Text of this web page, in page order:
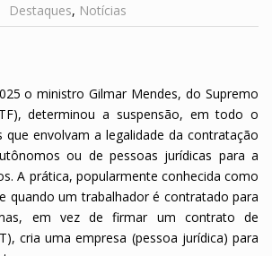
Destaques, Notícias
o ministro Gilmar Mendes, do Supremo
determinou a suspensão, em todo o
que envolvam a legalidade da contratação
ou de pessoas jurídicas para a
A prática, popularmente conhecida como
quando um trabalhador é contratado para
em vez de firmar um contrato de
cria uma empresa (pessoa jurídica) para